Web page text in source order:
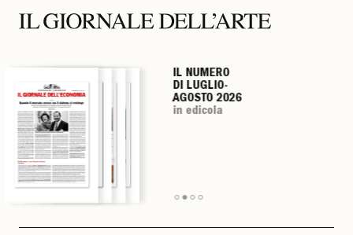
IL NUMERO
DI LUGLIO-
AGOSTO 2026
in edicola
IL NUMERO
DI LUGLIO-
AGOSTO 2026
in edicola
IL NUMERO
DI LUGLIO-
AGOSTO 2026
in edicola
IL NUMERO
DI LUGLIO-
AGOSTO 2026
in edicola